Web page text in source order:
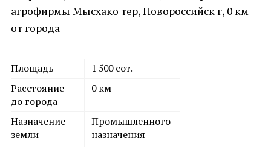
Площадь 1 500сот.
Расстояние
до города
0км
Назначение
земли
Промышленного
назначения